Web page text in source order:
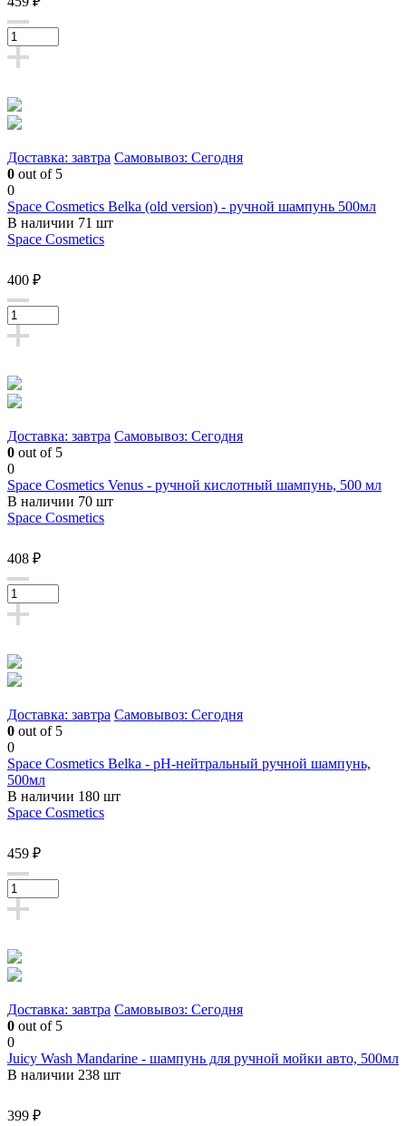
Доставка: завтра Самовывоз: Сегодня
0 out of 5
0
Space Cosmetics Belka (old version) - ручной шампунь 500мл
В наличии 71 шт
Space Cosmetics
400 ₽
Доставка: завтра Самовывоз: Сегодня
0 out of 5
0
Space Cosmetics Venus - ручной кислотный шампунь, 500 мл
В наличии 70 шт
Space Cosmetics
408 ₽
Доставка: завтра Самовывоз: Сегодня
0 out of 5
0
Space Cosmetics Belka - pH-нейтральный ручной шампунь,
500мл
В наличии 180 шт
Space Cosmetics
459 ₽
Доставка: завтра Самовывоз: Сегодня
0 out of 5
0
Juicy Wash Mandarine - шампунь для ручной мойки авто, 500мл
В наличии 238 шт
399 ₽